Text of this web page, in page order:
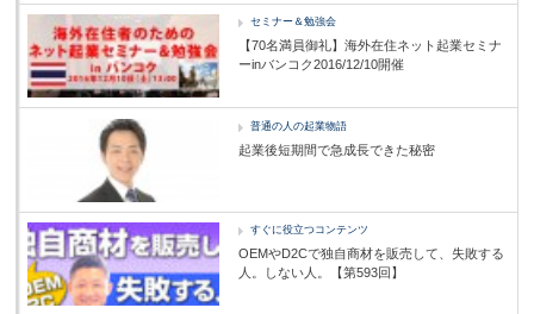
セミナー＆勉強会
【70名満員御礼】海外在住ネット起業セミナ
ーinバンコク2016/12/10開催
普通の人の起業物語
起業後短期間で急成長できた秘密
すぐに役立つコンテンツ
OEMやD2Cで独自商材を販売して、失敗する
人。しない人。【第593回】